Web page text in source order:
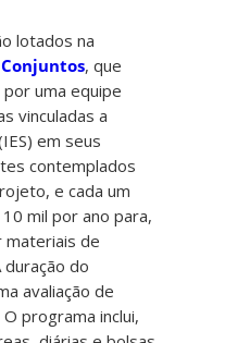
lotados na
, que
uma equipe
vinculadas a
em seus
contemplados
e cada um
mil por ano para,
materiais de
do
avaliação de
programa inclui,